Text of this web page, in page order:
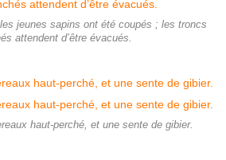
jeunes sapins ont été coupés ; les troncs
attendent d’être évacués.
haut-perché, et une sente de gibier.